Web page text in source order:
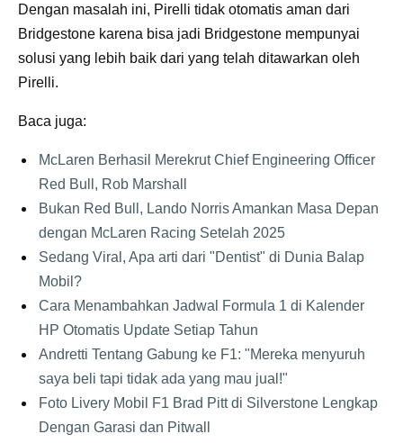
Dengan masalah ini, Pirelli tidak otomatis aman dari
Bridgestone karena bisa jadi Bridgestone mempunyai
solusi yang lebih baik dari yang telah ditawarkan oleh
Pirelli.
Baca juga:
McLaren Berhasil Merekrut Chief Engineering Officer
Red Bull, Rob Marshall
Bukan Red Bull, Lando Norris Amankan Masa Depan
dengan McLaren Racing Setelah 2025
Sedang Viral, Apa arti dari "Dentist" di Dunia Balap
Mobil?
Cara Menambahkan Jadwal Formula 1 di Kalender
HP Otomatis Update Setiap Tahun
Andretti Tentang Gabung ke F1: "Mereka menyuruh
saya beli tapi tidak ada yang mau jual!"
Foto Livery Mobil F1 Brad Pitt di Silverstone Lengkap
Dengan Garasi dan Pitwall